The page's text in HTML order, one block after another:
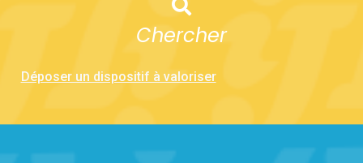
Chercher
Déposer un dispositif à valoriser